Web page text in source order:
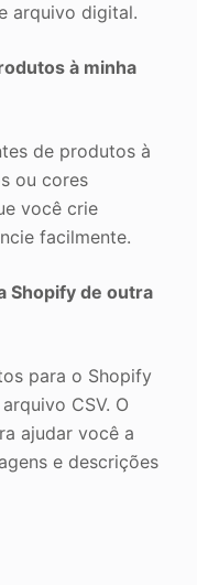
arquivo digital.
à minha
de produtos à
ou cores
você crie
facilmente.
Shopify de outra
para o Shopify
CSV. O
ajudar você a
e descrições